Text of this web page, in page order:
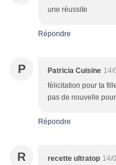
une réussite
Répondre
P Patricia Cuisine 14/
félicitation pour ta
pas de nouvelle
Répondre
R recette ultratop 14/